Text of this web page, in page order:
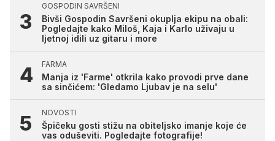
GOSPODIN SAVRŠENI
Bivši Gospodin Savršeni okuplja ekipu na obali:
Pogledajte kako Miloš, Kaja i Karlo uživaju u
ljetnoj idili uz gitaru i more
FARMA
Manja iz 'Farme' otkrila kako provodi prve dane
sa sinčićem: 'Gledamo Ljubav je na selu'
NOVOSTI
Špičeku gosti stižu na obiteljsko imanje koje će
vas oduševiti. Pogledajte fotografije!